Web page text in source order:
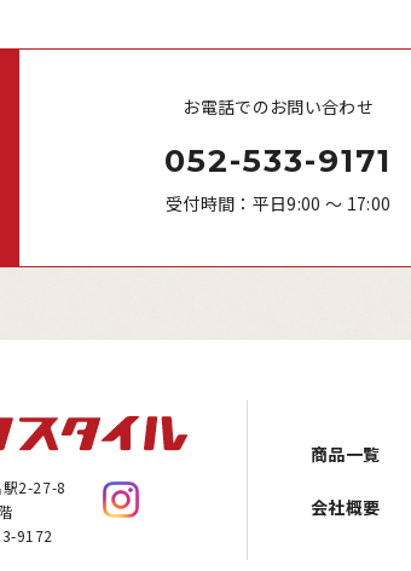
お電話でのお問い合わせ
052-533-9171
受付時間：平日9:00 ～ 17:00
駅2-27-8
9172
商品一覧
会社概要